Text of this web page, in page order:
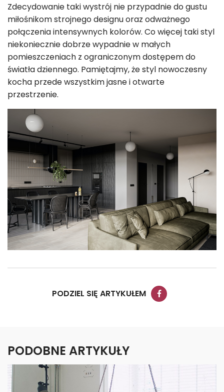
Zdecydowanie taki wystrój nie przypadnie do gustu
miłośnikom strojnego designu oraz odważnego
połączenia intensywnych kolorów. Co więcej taki styl
niekoniecznie dobrze wypadnie w małych
pomieszczeniach z ograniczonym dostępem do
światła dziennego. Pamiętajmy, że styl nowoczesny
kocha przede wszystkim jasne i otwarte
przestrzenie.
PODZIEL SIĘ ARTYKUŁEM
PODOBNE ARTYKUŁY